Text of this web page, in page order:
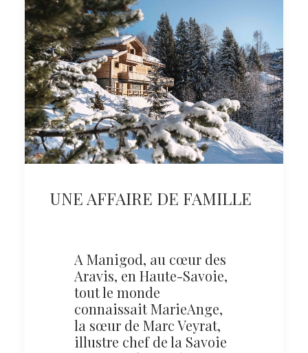
UNE AFFAIRE DE FAMILLE
A Manigod, au cœur des
Aravis, en Haute-Savoie,
tout le monde
connaissait MarieAnge,
la sœur de Marc Veyrat,
illustre chef de la Savoie